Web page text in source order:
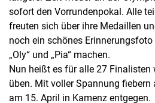
sofort den Vorrundenpokal. Alle
freuten sich über ihre Medaillen
noch ein schönes
„Oly“ und „Pia“ machen.
Nun heißt es für alle 27 Finalisten
üben. Mit voller Spannung fiebern
am 15. April in Kamenz entgegen.